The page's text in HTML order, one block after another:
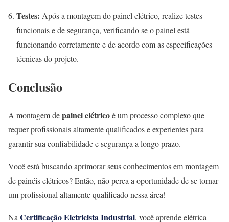
Testes: Após a montagem do painel elétrico, realize testes
funcionais e de segurança, verificando se o painel está
funcionando corretamente e de acordo com as especificações
técnicas do projeto.
Conclusão
A montagem depainel elétricoé um processo complexo que
requer profissionais altamente qualificados e experientes para
garantir sua confiabilidade e segurança a longo prazo.
Você está buscando aprimorar seus conhecimentos em montagem
de painéis elétricos? Então, não perca a oportunidade de se tornar
um profissional altamente qualificado nessa área!
Na Certificação Eletricista Industrial, você aprende elétrica